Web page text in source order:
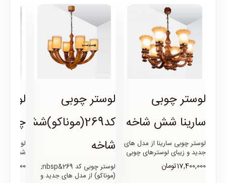
لوستر چوبی
سارینا شش شاخه
لوستر چوبی سارینا از مدل های
جدید و زیبای لوسترهای چوبی
است که طرح شاخه آن کاملا
متفاوت و خاص بوده و..
17,400,000تومان
لوستر چوبی
کد269(موناکو)شش
شاخه
لوستر چوبی کد 269&nbsp;
(موناکو) از مدل های جدید و
چهار
لوستر